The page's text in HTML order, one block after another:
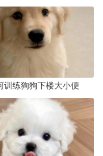
训练狗狗下楼大小便